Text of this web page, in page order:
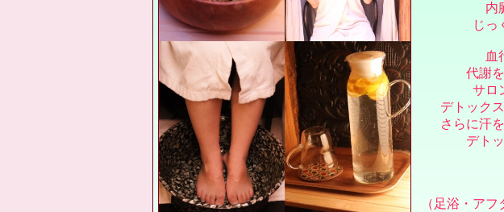
内
じっ
血
代謝
サロ
デトック
さらに汗
デト
（足浴・ア